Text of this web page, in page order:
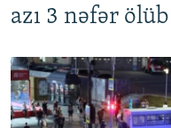
azı 3 nəfər ölüb